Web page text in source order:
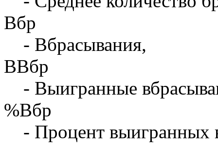
Вбр
- Вбрасывания,
ВВбр
- Выигранные
%Вбр
- Процент выигранных